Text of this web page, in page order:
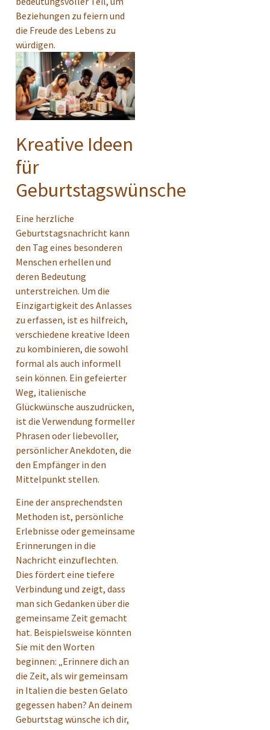
Beziehungen zu feiern und
die Freude des Lebens zu
würdigen.
Kreative Ideen
für
Geburtstagswünsche
Eine herzliche
Geburtstagsnachricht kann
den Tag eines besonderen
Menschen erhellen und
deren Bedeutung
unterstreichen. Um die
Einzigartigkeit des Anlasses
zu erfassen, ist es hilfreich,
verschiedene kreative Ideen
zu kombinieren, die sowohl
formal als auch informell
sein können. Ein gefeierter
Weg, italienische
Glückwünsche auszudrücken,
ist die Verwendung formeller
Phrasen oder liebevoller,
persönlicher Anekdoten, die
den Empfänger in den
Mittelpunkt stellen.
Eine der ansprechendsten
Methoden ist, persönliche
Erlebnisse oder gemeinsame
Erinnerungen in die
Nachricht einzuflechten.
Dies fördert eine tiefere
Verbindung und zeigt, dass
man sich Gedanken über die
gemeinsame Zeit gemacht
hat. Beispielsweise könnten
Sie mit den Worten
beginnen: „Erinnere dich an
die Zeit, als wir gemeinsam
in Italien die besten Gelato
gegessen haben? An deinem
Geburtstag wünsche ich dir,